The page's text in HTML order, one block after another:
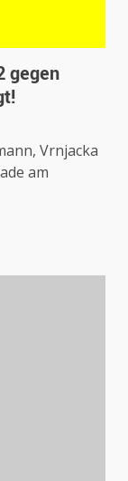
gegen
Vrnjacka
am